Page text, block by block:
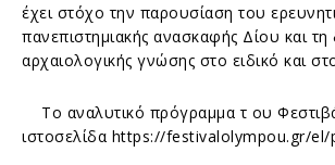
έχει στόχο την παρουσίαση του
πανεπιστημιακής ανασκαφής Δίου και τη
αρχαιολογικής γνώσης στο ειδικό και
Το αναλυτικό πρόγραμμα τ ου
ιστοσελίδα https://festivalolympou.gr/